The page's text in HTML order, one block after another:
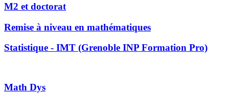
M2 et doctorat
Remise à niveau en mathématiques
Statistique - IMT (Grenoble INP Formation Pro)
Math Dys